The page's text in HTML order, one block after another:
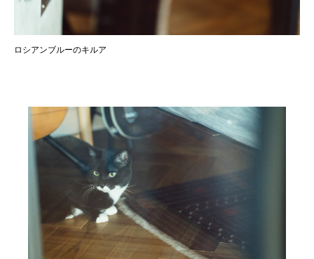
ロシアンブルーのキルア